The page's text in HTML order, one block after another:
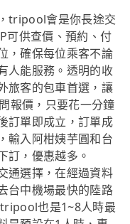
tripool會是你長途交
可供查價、預約、付
，確保每位乘客不論
人能服務。透明的收
旅客的包車首選，讓
報價，只要花一分鐘
訂單即成立，訂單成
輸入阿柑姨芋圓和台
訂，優惠越多。
通選擇，在經過資料
台中機場最快的陸路
也是1~8人時最